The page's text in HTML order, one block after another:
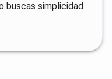
buscas simplicidad